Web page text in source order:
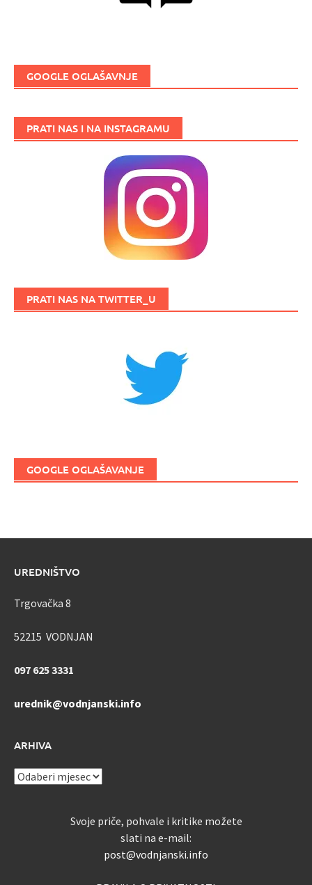
GOOGLE OGLAŠAVNJE
PRATI NAS I NA INSTAGRAMU
PRATI NAS NA TWITTER_U
GOOGLE OGLAŠAVANJE
UREDNIŠTVO
Trgovačka 8
52215 VODNJAN
097 625 3331
urednik@vodnjanski.info
ARHIVA
ARHIVA
Svoje priče, pohvale i kritike možete
slati na e-mail:
post@vodnjanski.info